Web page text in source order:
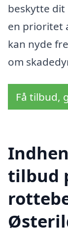
beskytte dit
en prioritet
kan nyde
om
Få tilbud,
tilbud